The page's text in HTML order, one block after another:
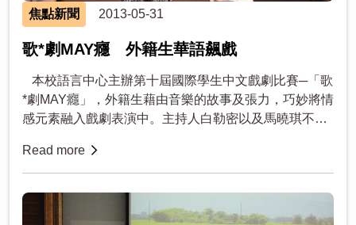
焦點新聞 2013-05-31
歌*劇MAY癮 外籍生華語飆戲
本校語言中心主辦第十屆國際學生中文戲劇比賽─「歌
*劇MAY癮」，外籍生藉由音樂的故事及張力，巧妙將情
感元素融入戲劇表演中。主持人白勒密以及馬曉琪不僅
Read more